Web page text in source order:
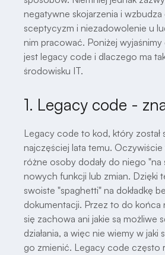
negatywne skojarzenia i
sceptycyzm i niezadowolenie u
nim pracować. Poniżej wyjaśnimy
jest legacy code i dlaczego ma
środowisku IT.
1. Legacy code -
Legacy code to kod, który został
najczęściej lata temu.
różne osoby dodały do niego "na
nowych funkcji lub zmian. Dzięki
swoiste "spaghetti" na dokładkę
dokumentacji. Przez to do końca
się zachowa ani jakie są możliwe
działania, a więc nie wiemy w jaki
go zmienić. Legacy code często